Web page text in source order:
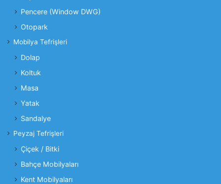
Pencere (Window DWG)
Otopark
Mobilya Tefrişleri
Dolap
Koltuk
Masa
Yatak
Sandalye
Peyzaj Tefrişleri
Çiçek / Bitki
Bahçe Mobilyaları
Kent Mobilyaları